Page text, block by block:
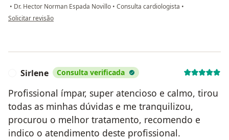
• Dr. Hector Norman Espada Novillo • Consulta cardiologista •
na opinião do utilizador Luiz Claudio Simão Bento
Solicitar revisão
Sirlene Consulta verificada
Profissional ímpar, super atencioso e calmo, tirou
todas as minhas dúvidas e me tranquilizou,
procurou o melhor tratamento, recomendo e
indico o atendimento deste profissional.